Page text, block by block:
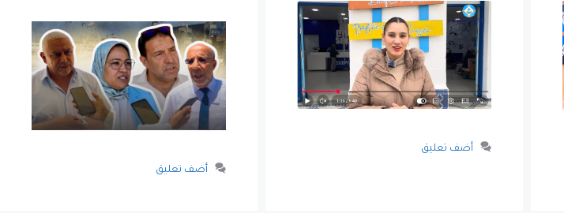
أضف تعليق
أضف تعليق